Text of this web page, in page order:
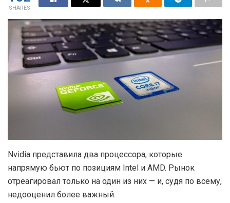
SHARES
Nvidia представила два процессора, которые
напрямую бьют по позициям Intel и AMD. Рынок
отреагировал только на один из них — и, судя по всему,
недооценил более важный.